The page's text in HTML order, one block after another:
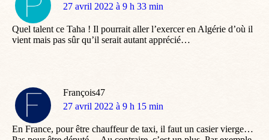
dit
27 avril 2022 à 9 h 33 min
Quel talent ce Taha ! Il pourrait aller l’exercer en Algérie d’où il
vient mais pas sûr qu’il serait autant apprécié…
François47
dit
27 avril 2022 à 9 h 15 min
En France, pour être chauffeur de taxi, il faut un casier vierge…